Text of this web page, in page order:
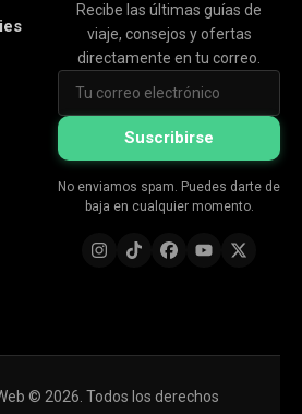
Recibe las últimas guías de
viaje, consejos y ofertas
directamente en tu correo.
Suscribirse
No enviamos spam. Puedes darte de
baja en cualquier momento.
© 2026. Todos los derechos